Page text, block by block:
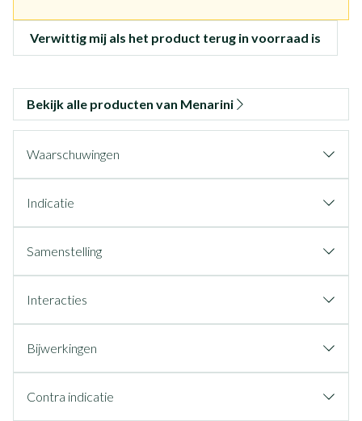
Verwittig mij als het product terug in voorraad is
Bekijk alle producten van Menarini
Waarschuwingen
Indicatie
Samenstelling
Interacties
Bijwerkingen
Contra indicatie